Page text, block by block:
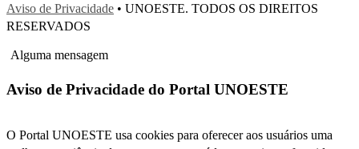
Aviso de Privacidade • UNOESTE. TODOS OS DIREITOS
RESERVADOS
Alguma mensagem
Aviso de Privacidade do Portal UNOESTE
O Portal UNOESTE usa cookies para oferecer aos usuários uma